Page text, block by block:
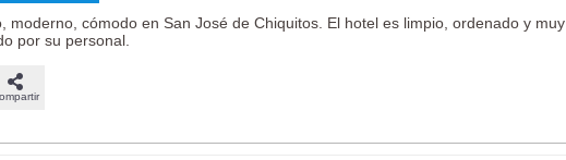
moderno, cómodo en San José de Chiquitos. El hotel es limpio, ordenado y muy
por su personal.